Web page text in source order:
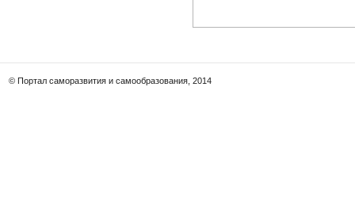
© Портал саморазвития и самообразования, 2014